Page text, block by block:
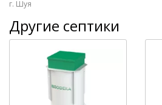
г. Шуя
Другие септики